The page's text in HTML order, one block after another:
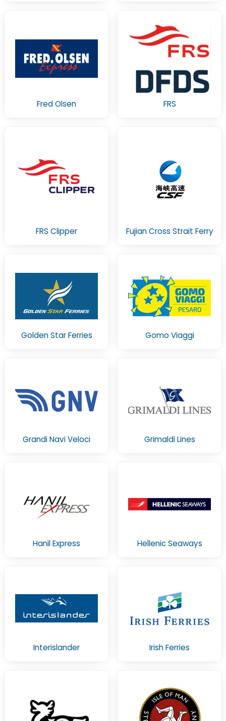
Fred Olsen FRS
FRS Clipper Fujian Cross Strait Ferry
Golden Star Ferries Gomo Viaggi
Grandi Navi Veloci Grimaldi Lines
Hanil Express Hellenic Seaways
Interislander Irish Ferries